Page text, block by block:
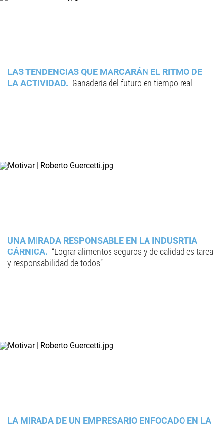
LAS TENDENCIAS QUE MARCARÁN EL RITMO DE
LA ACTIVIDAD
Ganadería del futuro en tiempo real
UNA MIRADA RESPONSABLE EN LA INDUSRTIA
CÁRNICA
“Lograr alimentos seguros y de calidad es tarea
y responsabilidad de todos”
LA MIRADA DE UN EMPRESARIO ENFOCADO EN LA